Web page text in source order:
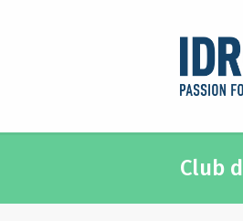
Club